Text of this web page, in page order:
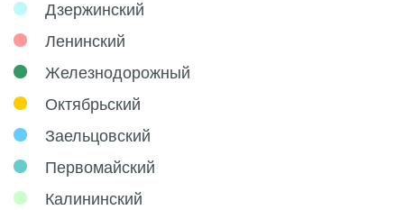
Дзержинский
Ленинский
Железнодорожный
Октябрьский
Заельцовский
Первомайский
Калининский